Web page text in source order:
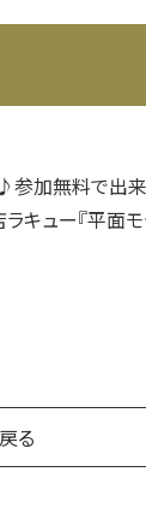
参加無料で出
キュー『平面モ
る